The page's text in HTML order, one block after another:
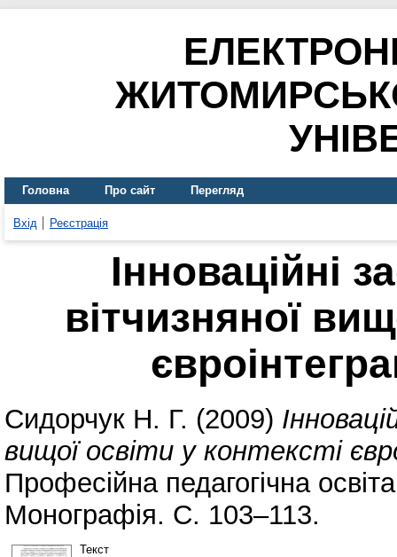
Головна Про сайт Перегляд
Вхід Реєстрація
Інноваційні
вітчизняної
Сидорчук Н. Г. (2009)
вищої освіти у контексті
Професійна педагогічна
Монографія. С. 103–113.
Текст